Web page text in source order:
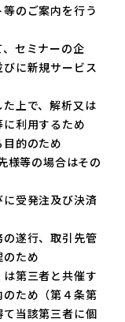
のご案内を行う
セミナーの企
に新規サービス
上で、解析又は
利用するため
的のため
様等の場合はその
受発注及び決済
遂行、取引先管
ため
第三者と共催す
ため（第４条第
当該第三者に個